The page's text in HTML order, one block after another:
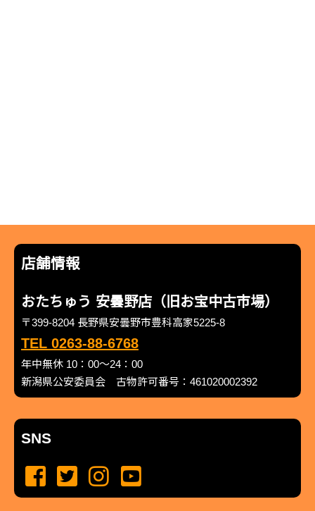
店舗情報
おたちゅう 安曇野店（旧お宝中古市場）
〒399-8204 長野県安曇野市豊科高家5225-8
TEL 0263-88-6768
年中無休 10：00～24：00
新潟県公安委員会 古物許可番号：461020002392
SNS